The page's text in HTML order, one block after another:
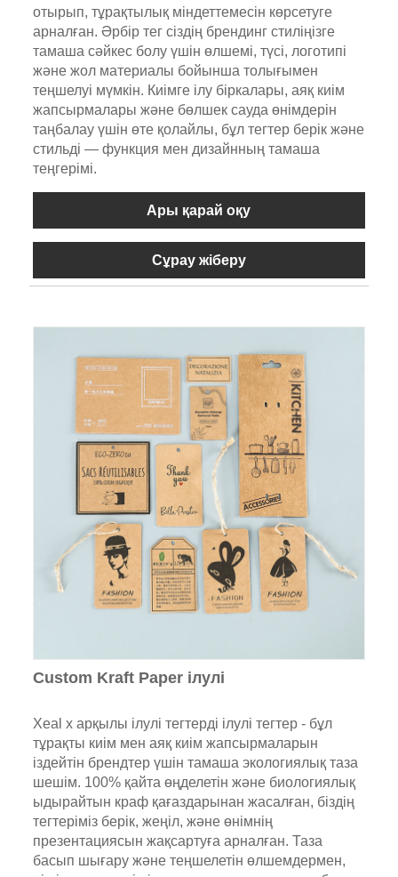
отырып, тұрақтылық міндеттемесін көрсетуге
арналған. Әрбір тег сіздің брендинг стиліңізге
тамаша сәйкес болу үшін өлшемі, түсі, логотипі
және жол материалы бойынша толығымен
теңшелуі мүмкін. Киімге ілу біркалары, аяқ киім
жапсырмалары және бөлшек сауда өнімдерін
таңбалау үшін өте қолайлы, бұл тегтер берік және
стильді — функция мен дизайнның тамаша
теңгерімі.
Ары қарай оқу
Сұрау жіберу
Custom Kraft Paper ілулі
Xeal x арқылы ілулі тегтерді ілулі тегтер - бұл
тұрақты киім мен аяқ киім жапсырмаларын
іздейтін брендтер үшін тамаша экологиялық таза
шешім. 100% қайта өңделетін және биологиялық
ыдырайтын краф қағаздарынан жасалған, біздің
тегтеріміз берік, жеңіл, және өнімнің
презентациясын жақсартуға арналған. Таза
басып шығару және теңшелетін өлшемдермен,